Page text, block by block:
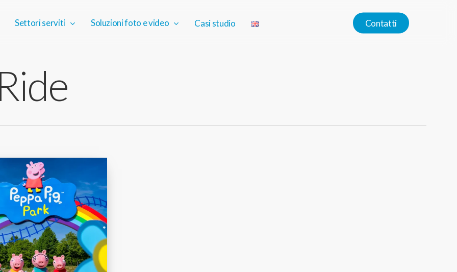
Settori serviti Soluzioni foto e video Casi studio Contatti